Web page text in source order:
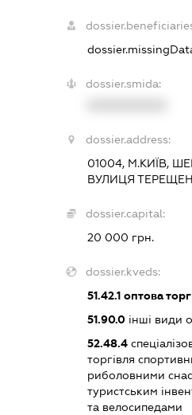
dossier.smida:
dossier.address:
01004, М.КИЇВ,
ВУЛИЦЯ
dossier.capital:
20 000 грн.
dossier.kveds:
51.42.1 оптова
51.90.0 інші види
52.48.4
торгівля
риболовними
туристським
та велосипедами